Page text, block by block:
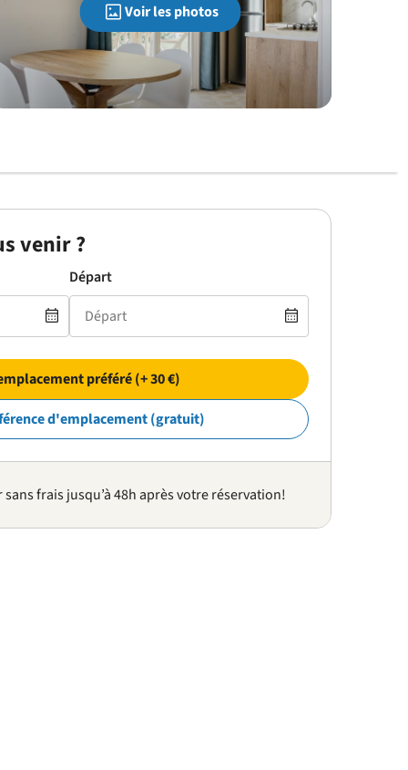
Voir les photos
venir ?
Départ
préféré (+ 30 €)
d'emplacement (gratuit)
frais jusqu’à 48h après votre réservation!